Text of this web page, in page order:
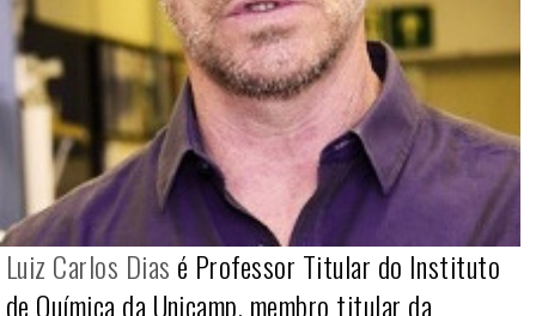
Luiz Carlos Dias é Professor Titular do Instituto
de Química da Unicamp, membro titular da